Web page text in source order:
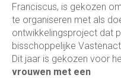
Franciscus, is gekozen
te organiseren met als
ontwikkelingsproject dat
bisschoppelijke
Dit jaar is gekozen voor
vrouwen met een